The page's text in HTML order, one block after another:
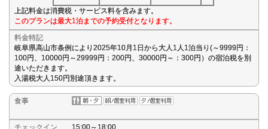
上記料金は消費税・サービス料を含みます。
このプランは最大1泊までの予約受付となります。
料金特記
岐阜県高山市条例により2025年10月1日から大人1人1泊当り(～9999円：
100円、10000円～29999円：200円、30000円～：300円）の宿泊税を別
途いただきます。
入湯税大人150円別途頂きます。
食事
チェックイン
15:00～18:00